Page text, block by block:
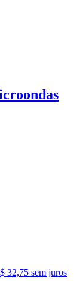
32,75 sem juros